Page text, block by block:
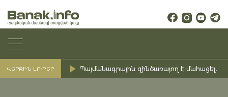
ՎԵՐՋԻՆ ԼՈՒՐԵՐ Պայմանագրային զինծառայող է մահացել․